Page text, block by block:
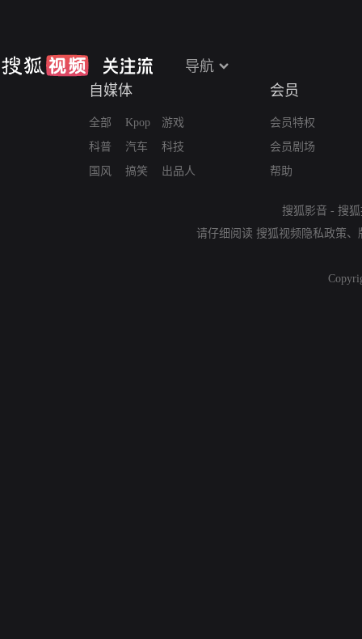
导航
自媒体
全部
科普
国风
Kpop
汽车
搞笑
游戏
科技
出品人
会员
会员特权
会员剧场
帮助
搜狐影音 - 搜
请仔细阅读 搜狐视频隐私政策、